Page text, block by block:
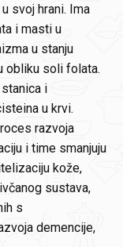
svoj hrani. Ima
i masti u
u stanju
obliku soli folata.
i
u krvi.
razvoja
i time smanjuju
kože,
sustava,
s
demencije,